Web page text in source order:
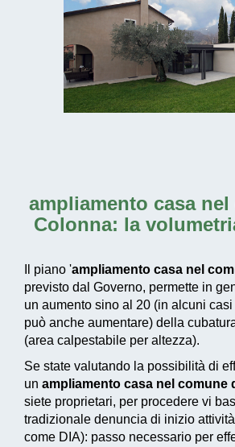
ampliamento casa
Colonna: la
Il piano 'ampliamento casa nel
previsto dal Governo, permette in
un aumento sino al 20 (in alcuni
può anche aumentare) della
(area calpestabile per altezza).
Se state valutando la possibilità di
un ampliamento casa nel comune
siete proprietari, per procedere vi
tradizionale denuncia di inizio
come DIA): passo necessario per